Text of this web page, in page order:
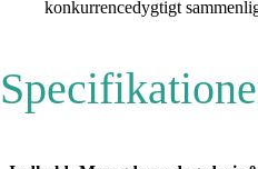
konkurrencedygtigt